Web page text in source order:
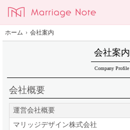
ホーム › 会社案内
会社案内
Company Profile
会社概要
運営会社概要
マリッジデザイン株式会社